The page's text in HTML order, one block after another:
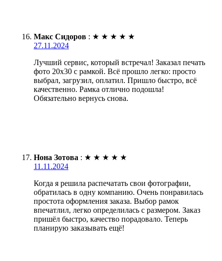
Макс Сидоров : ★ ★ ★ ★ ★
27.11.2024
Лучший сервис, который встречал! Заказал печать
фото 20х30 с рамкой. Всё прошло легко: просто
выбрал, загрузил, оплатил. Пришло быстро, всё
качественно. Рамка отлично подошла!
Обязательно вернусь снова.
Нона Зотова : ★ ★ ★ ★ ★
11.11.2024
Когда я решила распечатать свои фотографии,
обратилась в одну компанию. Очень понравилась
простота оформления заказа. Выбор рамок
впечатлил, легко определилась с размером. Заказ
пришёл быстро, качество порадовало. Теперь
планирую заказывать ещё!